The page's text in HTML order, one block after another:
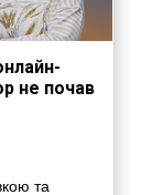
не почав
та